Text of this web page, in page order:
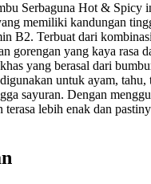
Serbaguna Hot & Spicy
memiliki kandungan
B2. Terbuat dari
gorengan yang kaya rasa
yang berasal dari
untuk ayam, tahu,
sayuran. Dengan
terasa lebih enak dan